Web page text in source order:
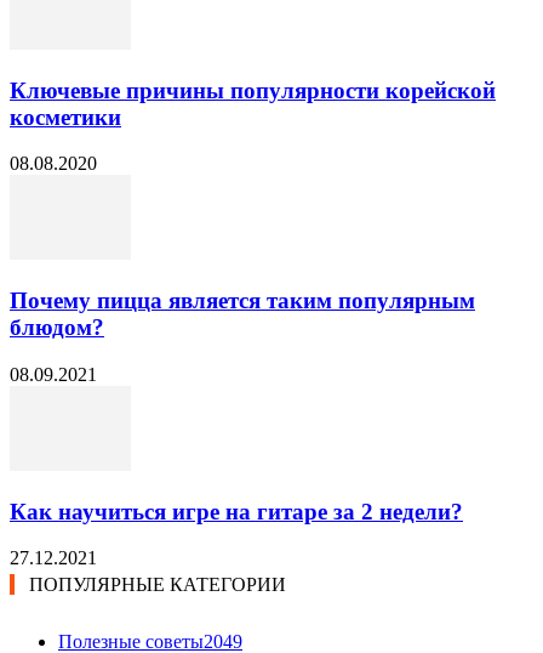
Ключевые причины популярности корейской
косметики
08.08.2020
Почему пицца является таким популярным
блюдом?
08.09.2021
Как научиться игре на гитаре за 2 недели?
27.12.2021
ПОПУЛЯРНЫЕ КАТЕГОРИИ
Полезные советы2049